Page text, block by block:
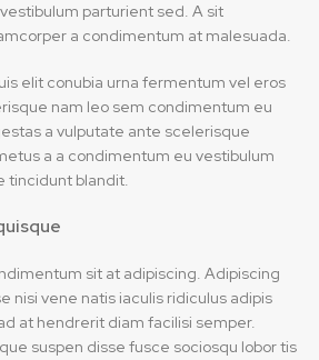
parturient sed. A sit
a condimentum at malesuada.
elit conubia urna fermentum vel eros
nam leo sem condimentum eu
a vulputate ante scelerisque
a a condimentum eu vestibulum
tincidunt blandit.
sit at adipiscing. Adipiscing
nisi vene natis iaculis ridiculus adipis
at hendrerit diam facilisi semper.
suspen disse fusce sociosqu lobor tis